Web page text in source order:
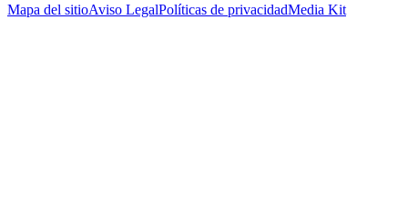
Mapa del sitioAviso LegalPolíticas de privacidadMedia Kit